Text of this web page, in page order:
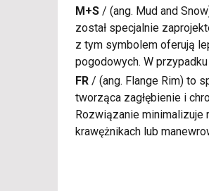
M+S / (ang. Mud and
został specjalnie
z tym symbolem oferują
pogodowych. W
FR / (ang. Flange Rim) to
tworząca zagłębienie i
Rozwiązanie
krawężnikach lub